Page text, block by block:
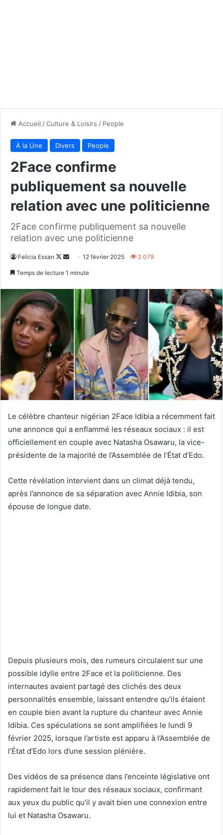
Accueil /Culture & Loisirs / People
À la Une Divers People
2Face confirme
publiquement sa nouvelle
relation avec une politicienne
2Face confirme publiquement sa nouvelle
relation avec une politicienne
Felicia Essan
Follow
Envoyer12 février 2025 2 079
Temps de lecture 1 minute
Le célèbre chanteur nigérian 2Face Idibia a récemment fait
une annonce qui a enflammé les réseaux sociaux : il est
officiellement en couple avec Natasha Osawaru, la vice-
présidente de la majorité de l’Assemblée de l’État d’Edo.
Cette révélation intervient dans un climat déjà tendu,
après l’annonce de sa séparation avec Annie Idibia, son
épouse de longue date.
Depuis plusieurs mois, des rumeurs circulaient sur une
possible idylle entre 2Face et la politicienne. Des
internautes avaient partagé des clichés des deux
personnalités ensemble, laissant entendre qu’ils étaient
en couple bien avant la rupture du chanteur avec Annie
Idibia. Ces spéculations se sont amplifiées le lundi 9
février 2025, lorsque l’artiste est apparu à l’Assemblée de
l’État d’Edo lors d’une session plénière.
Des vidéos de sa présence dans l’enceinte législative ont
rapidement fait le tour des réseaux sociaux, confirmant
aux yeux du public qu’il y avait bien une connexion entre
lui et Natasha Osawaru.